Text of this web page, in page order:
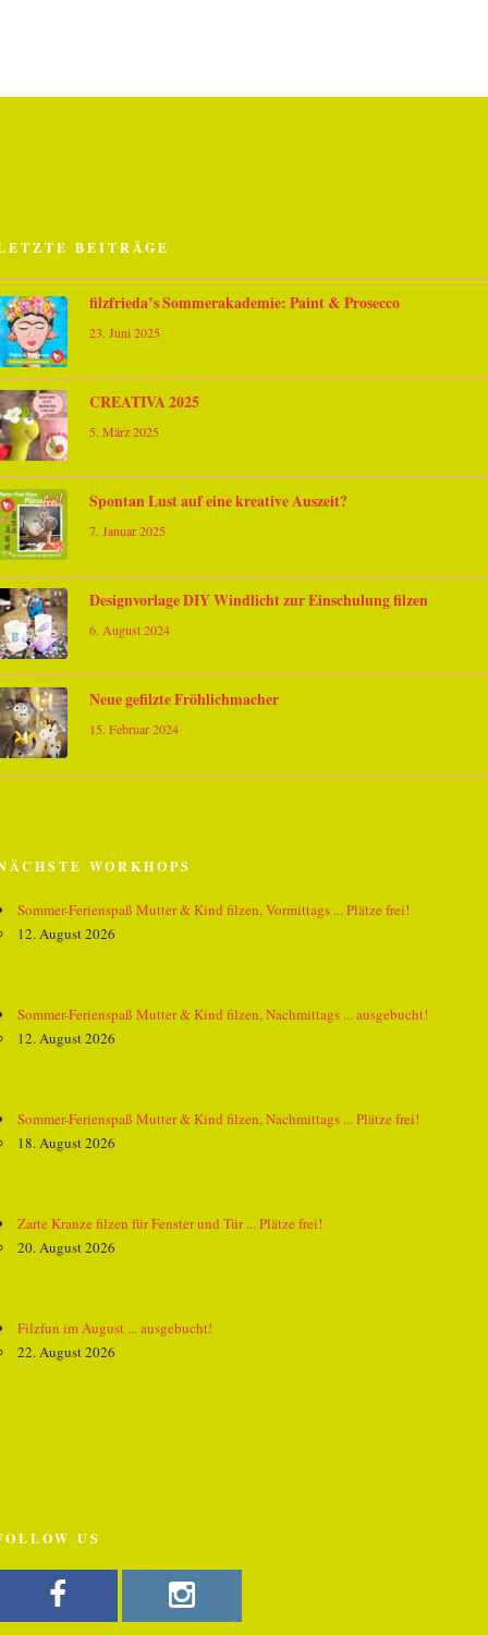
BEITRÄGE
filzfrieda’s Sommerakademie: Paint & Prosecco
23. Juni 2025
CREATIVA 2025
5. März 2025
Spontan Lust auf eine kreative Auszeit?
7. Januar 2025
Designvorlage DIY Windlicht zur Einschulung filzen
6. August 2024
Neue gefilzte Fröhlichmacher
15. Februar 2024
WORKHOPS
Sommer-Ferienspaß Mutter & Kind filzen, Vormittags ... Plätze frei!
12. August 2026
Sommer-Ferienspaß Mutter & Kind filzen, Nachmittags ... ausgebucht!
12. August 2026
Sommer-Ferienspaß Mutter & Kind filzen, Nachmittags ... Plätze frei!
18. August 2026
Zarte Kranze filzen für Fenster und Tür ... Plätze frei!
20. August 2026
Filzfun im August ... ausgebucht!
22. August 2026
US